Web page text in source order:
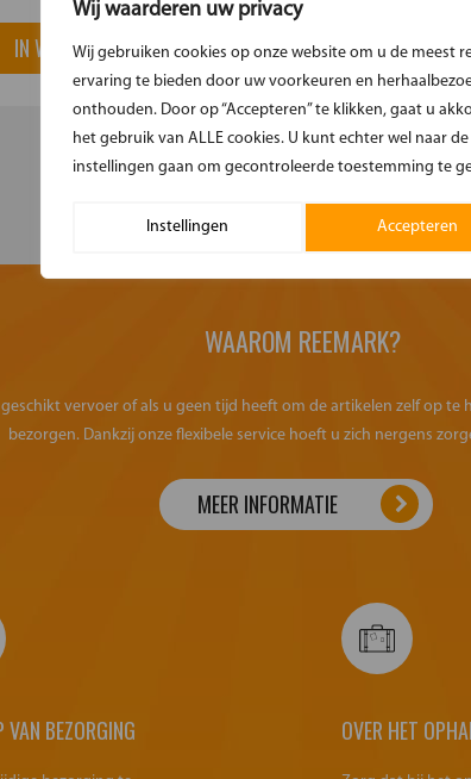
Wij waarderen uw privacy
Wij gebruiken cookies op onze website om u de meest
ervaring te bieden door uw voorkeuren en
onthouden. Door op “Accepteren” te klikken, gaat u
het gebruik van ALLE cookies. U kunt echter wel naar
instellingen gaan om gecontroleerde toestemming te
Instellingen Accepteren
IN WINKELMAND IN
WAAROM REEMARK?
vervoer of als u geen tijd heeft om de artikelen zelf op te
bezorgen. Dankzij onze flexibele service hoeft u zich nergens
MEER INFORMATIE
BEZORGING OVER HET